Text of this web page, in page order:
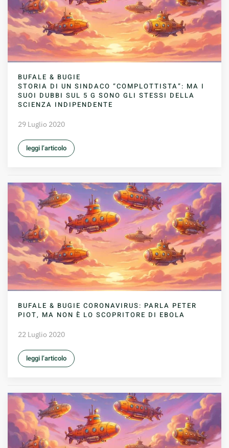
BUFALE & BUGIE
STORIA DI UN SINDACO “COMPLOTTISTA”: MA I
SUOI DUBBI SUL 5 G SONO GLI STESSI DELLA
SCIENZA INDIPENDENTE
29 Luglio 2020
leggi l’articolo
BUFALE & BUGIE CORONAVIRUS: PARLA PETER
PIOT, MA NON È LO SCOPRITORE DI EBOLA
22 Luglio 2020
leggi l’articolo